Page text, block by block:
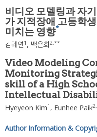
비디오 모델링과 자
가 지적장애 고등학
미치는 영향*
김혜연 1 , 백은희 2,**
Video Modeling
Monitoring
skill of a High
Intellectual
Hyeyeon Kim1 , Eunhee Paik2,
Author Information &